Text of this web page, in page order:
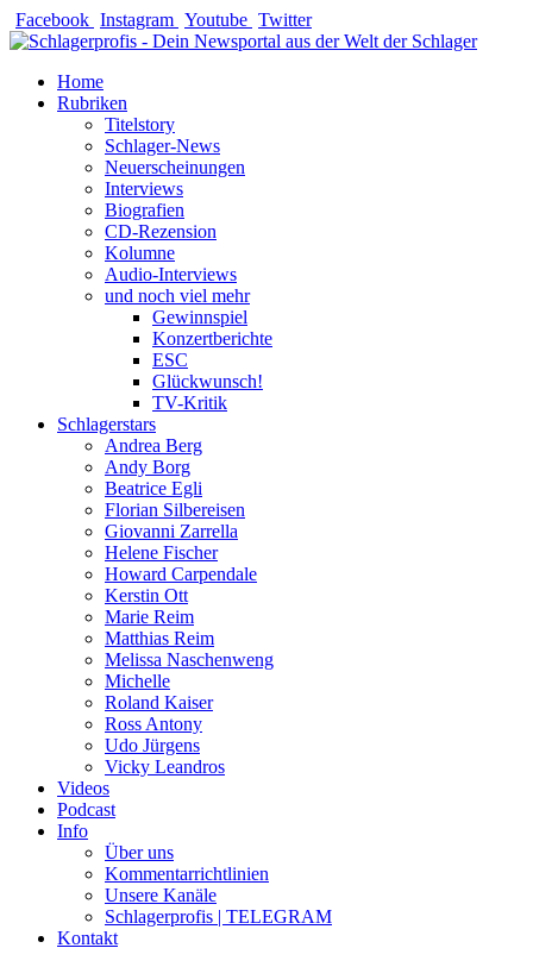
Zum
Inhalt
Facebook Instagram Youtube Twitter
Home
Rubriken
Titelstory
Schlager-News
Neuerscheinungen
Interviews
Biografien
CD-Rezension
Kolumne
Audio-Interviews
und noch viel mehr
Gewinnspiel
Konzertberichte
ESC
Glückwunsch!
TV-Kritik
Schlagerstars
Andrea Berg
Andy Borg
Beatrice Egli
Florian Silbereisen
Giovanni Zarrella
Helene Fischer
Howard Carpendale
Kerstin Ott
Marie Reim
Matthias Reim
Melissa Naschenweng
Michelle
Roland Kaiser
Ross Antony
Udo Jürgens
Vicky Leandros
Videos
Podcast
Info
Über uns
Kommentarrichtlinien
Unsere Kanäle
Schlagerprofis | TELEGRAM
Kontakt